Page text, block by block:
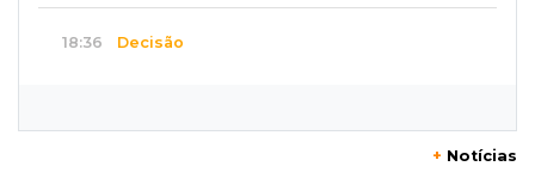
18:36 Decisão
+ Notícias